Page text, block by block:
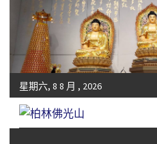
星期六, 8 8 月 , 2026
Fo-Guang-Shan-Tempel, Berlin e.V.